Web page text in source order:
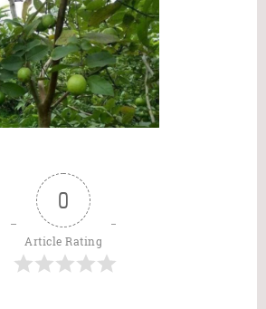
0
Article Rating